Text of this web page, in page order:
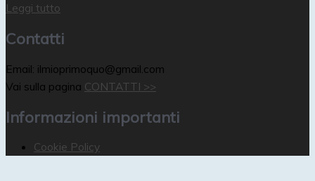
Leggi tutto
Contatti
Email: ilmioprimoquo@gmail.com
Vai sulla pagina CONTATTI >>
Informazioni importanti
Cookie Policy